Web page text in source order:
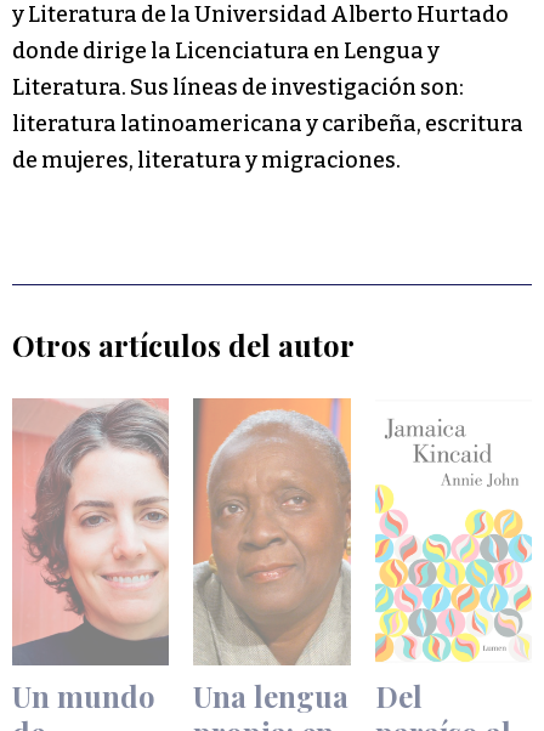
y Literatura de la Universidad Alberto Hurtado
donde dirige la Licenciatura en Lengua y
Literatura. Sus líneas de investigación son:
literatura latinoamericana y caribeña, escritura
de mujeres, literatura y migraciones.
Otros artículos del autor
Un mundo
Una lengua
Del